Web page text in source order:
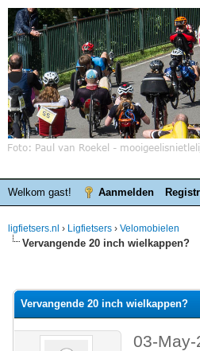
Welkom gast! Aanmelden
ligfietsers.nl › Ligfietsers › Velomobielen
Vervangende 20 inch wielkappen?
Vervangende 20 inch wielkappen?
03-